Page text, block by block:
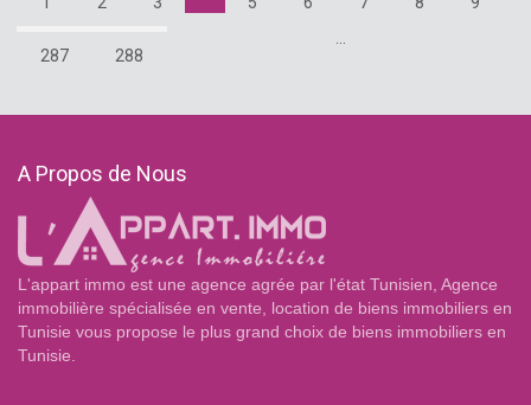
287
288
A Propos de Nous
L'appart immo est une agence agrée par l'état Tunisien, Agence
immobilière spécialisée en vente, location de biens immobiliers en
Tunisie vous propose le plus grand choix de biens immobiliers en
Tunisie.